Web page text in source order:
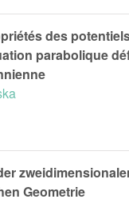
des
parabolique
Geometrie